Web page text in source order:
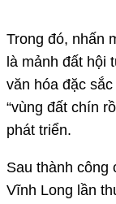
Trong đó, nhấn
là mảnh đất hội
văn hóa đặc
“vùng đất chín
phát triển.
Sau thành công
Vĩnh Long lần